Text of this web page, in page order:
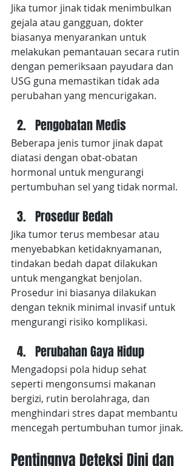
Jika tumor jinak tidak menimbulkan
gejala atau gangguan, dokter
biasanya menyarankan untuk
melakukan pemantauan secara rutin
dengan pemeriksaan payudara dan
USG guna memastikan tidak ada
perubahan yang mencurigakan.
Pengobatan Medis
Beberapa jenis tumor jinak dapat
diatasi dengan obat-obatan
hormonal untuk mengurangi
pertumbuhan sel yang tidak normal.
Prosedur Bedah
Jika tumor terus membesar atau
menyebabkan ketidaknyamanan,
tindakan bedah dapat dilakukan
untuk mengangkat benjolan.
Prosedur ini biasanya dilakukan
dengan teknik minimal invasif untuk
mengurangi risiko komplikasi.
Perubahan Gaya Hidup
Mengadopsi pola hidup sehat
seperti mengonsumsi makanan
bergizi, rutin berolahraga, dan
menghindari stres dapat membantu
mencegah pertumbuhan tumor jinak.
Pentingnya Deteksi Dini dan